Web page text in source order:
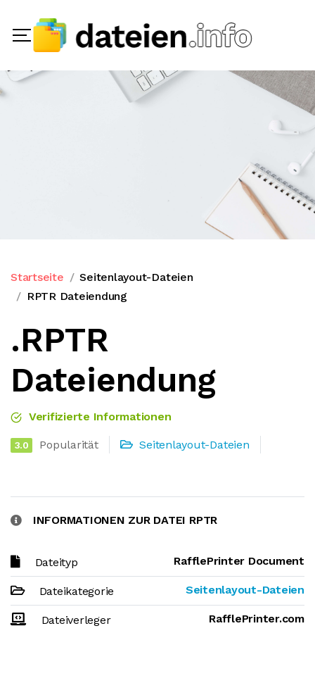
Startseite
Seitenlayout-Dateien
RPTR Dateiendung
.RPTR
Dateiendung
Verifizierte Informationen
3.0 Popularität Seitenlayout-Dateien
INFORMATIONEN ZUR DATEI RPTR
Dateityp RafflePrinter Document
Dateikategorie Seitenlayout-Dateien
Dateiverleger RafflePrinter.com